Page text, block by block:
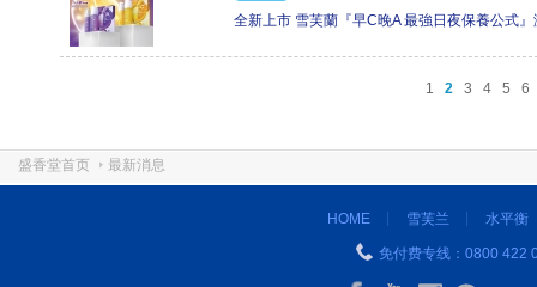
全新上市 雪芙蘭『早C晚A 最強日夜保養公式
1 2 3 4 5 6
盛香堂首页 最新消息
HOME 雪芙兰 水平衡
免付费专线：0800 422